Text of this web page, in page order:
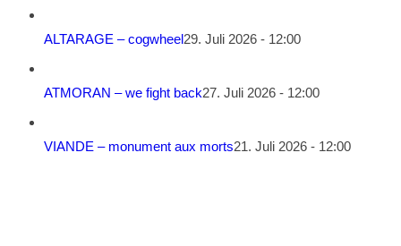
ALTARAGE – cogwheel29. Juli 2026 - 12:00
ATMORAN – we fight back27. Juli 2026 - 12:00
VIANDE – monument aux morts21. Juli 2026 - 12:00